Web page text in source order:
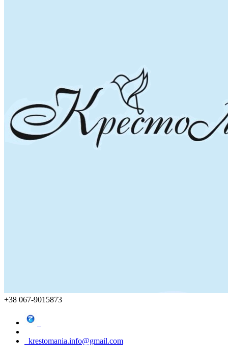
+38 067-9015873
krestomania.info@gmail.com